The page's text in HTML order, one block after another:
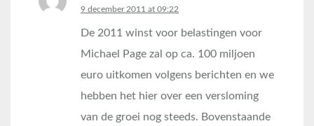
says:
9 december 2011 at 09:22
De 2011 winst voor belastingen voor
Michael Page zal op ca. 100 miljoen
euro uitkomen volgens berichten en we
hebben het hier over een versloming
van de groei nog steeds. Bovenstaande